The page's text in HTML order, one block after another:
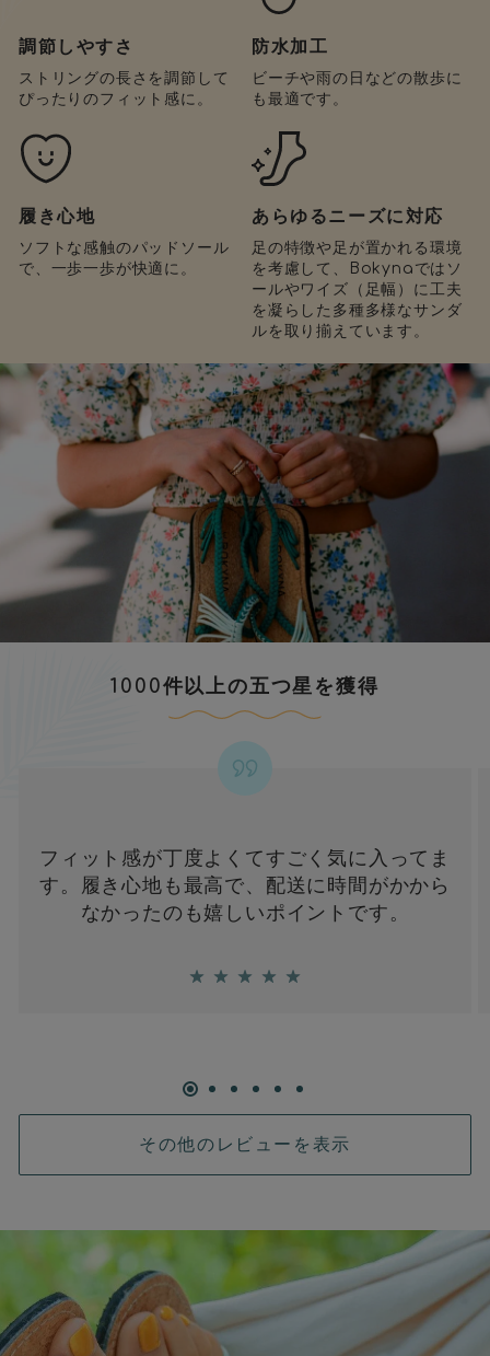
調節しやすさ
ストリングの長さを調節して
ぴったりのフィット感に。
防水加工
ビーチや雨の日などの散歩に
も最適です。
履き心地
ソフトな感触のパッドソール
で、一歩一歩が快適に。
あらゆるニーズに対応
足の特徴や足が置かれる環境
を考慮して、Bokynaではソ
ールやワイズ（足幅）に工夫
を凝らした多種多様なサンダ
ルを取り揃えています。
1000件以上の五つ星を獲得
フィット感が丁度よくてすごく気に入ってま
す。履き心地も最高で、配送に時間がかから
なかったのも嬉しいポイントです。
その他のレビューを表示